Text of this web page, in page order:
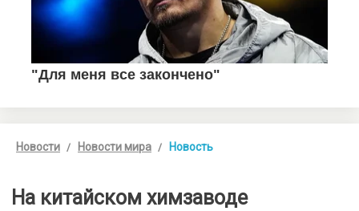
Новости Новости мира Новость
На китайском химзаводе